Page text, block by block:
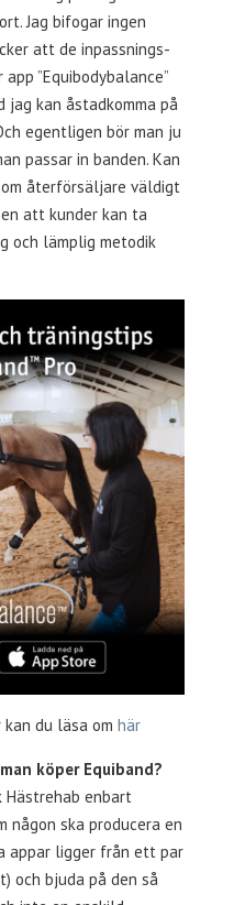
Jag bifogar ingen
att de inpassnings-
”Equibodybalance”
kan åstadkomma på
egentligen bör man ju
passar in banden. Kan
återförsäljare väldigt
att kunder kan ta
och lämplig metodik
du läsa om här
köper Equiband?
Hästrehab enbart
någon ska producera en
appar ligger från ett par
och bjuda på den så